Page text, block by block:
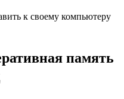
к своему компьютеру
память